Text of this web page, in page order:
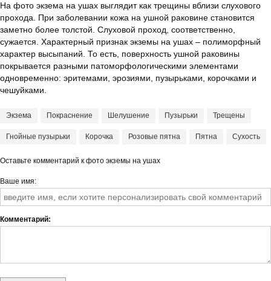
На фото экзема на ушах выглядит как трещины вблизи слухового
прохода. При заболевании кожа на ушной раковине становится
заметно более толстой. Слуховой проход, соответственно,
сужается. Характерный признак экземы на ушах – полиморфный
характер высыпаний. То есть, поверхность ушной раковины
покрывается разными патоморфологическими элементами
одновременно: эритемами, эрозиями, пузырьками, корочками и
чешуйками.
Экзема Покраснение Шелушение Пузырьки Трещены
Гнойные пузырьки Корочка Розовые пятна Пятна Сухость
Оставьте комментарий к фото экземы на ушах
Ваше имя
Комментарий